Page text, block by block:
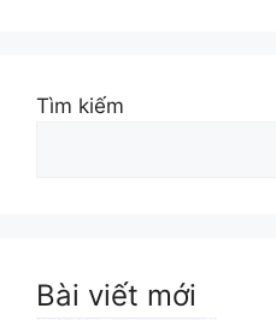
Tìm kiếm
Bài viết mới